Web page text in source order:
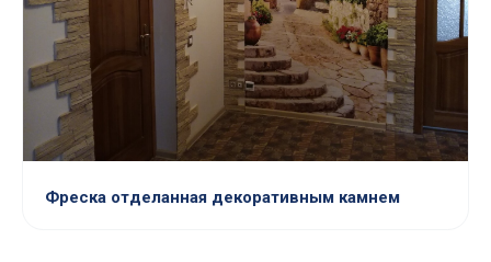
Фреска отделанная декоративным камнем